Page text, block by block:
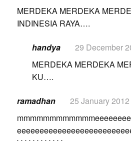
MERDEKA MERDEKA
INDINESIA RAYA….
handya 29 December
MERDEKA MERDEKA
KU….
ramadhan 25 January 2012